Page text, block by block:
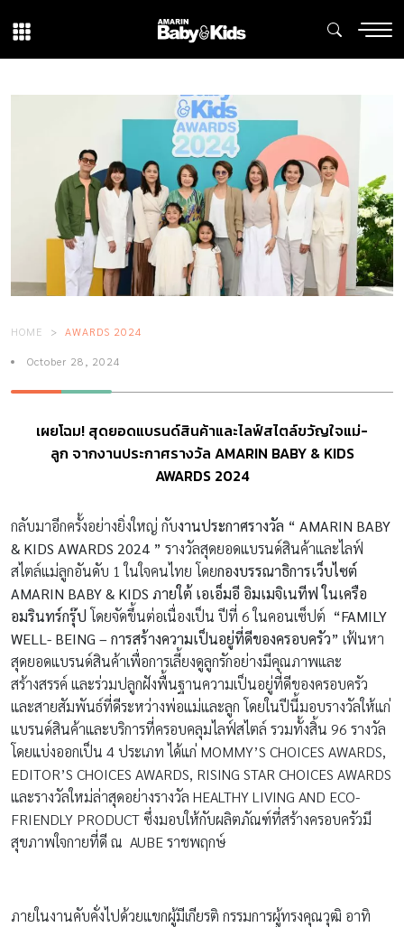
HOME AWARDS 2024
October 28, 2024
เผยโฉม! สุดยอดแบรนด์สินค้าและไลฟ์สไตล์ขวัญใจแม่-
ลูก จากงานประกาศรางวัล AMARIN BABY & KIDS
AWARDS 2024
กลับมาอีกครั้งอย่างยิ่งใหญ่ กับงานประกาศรางวัล “ AMARIN BABY
& KIDS AWARDS 2024 ” รางวัลสุดยอดแบรนด์สินค้าและไลฟ์
สไตล์แม่ลูกอันดับ 1 ในใจคนไทย โดยกองบรรณาธิการเว็บไซต์
AMARIN BABY & KIDS ภายใต้ เอเอ็มอี อิมเมจิเนทีฟ ในเครือ
อมรินทร์กรุ๊ป โดยจัดขึ้นต่อเนื่องเป็น ปีที่ 6 ในคอนเซ็ปต์ “FAMILY
WELL- BEING – การสร้างความเป็นอยู่ที่ดีของครอบครัว” เฟ้นหา
สุดยอดแบรนด์สินค้าเพื่อการเลี้ยงดูลูกรักอย่างมีคุณภาพและ
สร้างสรรค์ และร่วมปลูกฝังพื้นฐานความเป็นอยู่ที่ดีของครอบครัว
และสายสัมพันธ์ที่ดีระหว่างพ่อแม่และลูก โดยในปีนี้มอบรางวัลให้แก่
แบรนด์สินค้าและบริการที่ครอบคลุมไลฟ์สไตล์ รวมทั้งสิ้น 96 รางวัล
โดยแบ่งออกเป็น 4 ประเภท ได้แก่ MOMMY’S CHOICES AWARDS,
EDITOR’S CHOICES AWARDS, RISING STAR CHOICES AWARDS
และรางวัลใหม่ล่าสุดอย่างรางวัล HEALTHY LIVING AND ECO-
FRIENDLY PRODUCT ซึ่งมอบให้กับผลิตภัณฑ์ที่สร้างครอบครัวมี
สุขภาพใจกายที่ดี ณ AUBE ราชพฤกษ์
ภายในงานคับคั่งไปด้วยแขกผู้มีเกียรติ กรรมการผู้ทรงคุณวุฒิ อาทิ